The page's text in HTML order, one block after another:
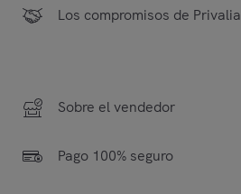
Los compromisos de Privalia
Sobre el vendedor
Pago 100% seguro